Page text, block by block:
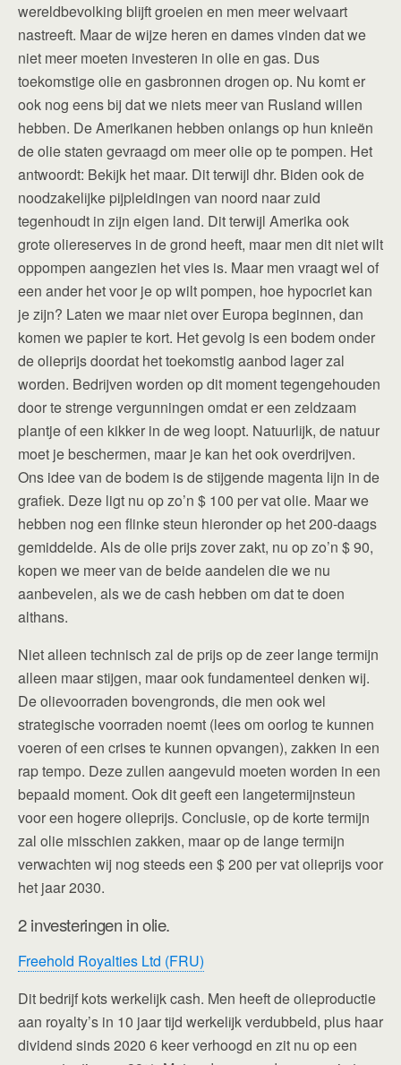
wereldbevolking blijft groeien en men meer welvaart
nastreeft. Maar de wijze heren en dames vinden dat we
niet meer moeten investeren in olie en gas. Dus
toekomstige olie en gasbronnen drogen op. Nu komt er
ook nog eens bij dat we niets meer van Rusland willen
hebben. De Amerikanen hebben onlangs op hun knieën
de olie staten gevraagd om meer olie op te pompen. Het
antwoordt: Bekijk het maar. Dit terwijl dhr. Biden ook de
noodzakelijke pijpleidingen van noord naar zuid
tegenhoudt in zijn eigen land. Dit terwijl Amerika ook
grote oliereserves in de grond heeft, maar men dit niet wilt
oppompen aangezien het vies is. Maar men vraagt wel of
een ander het voor je op wilt pompen, hoe hypocriet kan
je zijn? Laten we maar niet over Europa beginnen, dan
komen we papier te kort. Het gevolg is een bodem onder
de olieprijs doordat het toekomstig aanbod lager zal
worden. Bedrijven worden op dit moment tegengehouden
door te strenge vergunningen omdat er een zeldzaam
plantje of een kikker in de weg loopt. Natuurlijk, de natuur
moet je beschermen, maar je kan het ook overdrijven.
Ons idee van de bodem is de stijgende magenta lijn in de
grafiek. Deze ligt nu op zo’n $ 100 per vat olie. Maar we
hebben nog een flinke steun hieronder op het 200-daags
gemiddelde. Als de olie prijs zover zakt, nu op zo’n $ 90,
kopen we meer van de beide aandelen die we nu
aanbevelen, als we de cash hebben om dat te doen
althans.
Niet alleen technisch zal de prijs op de zeer lange termijn
alleen maar stijgen, maar ook fundamenteel denken wij.
De olievoorraden bovengronds, die men ook wel
strategische voorraden noemt (lees om oorlog te kunnen
voeren of een crises te kunnen opvangen), zakken in een
rap tempo. Deze zullen aangevuld moeten worden in een
bepaald moment. Ook dit geeft een langetermijnsteun
voor een hogere olieprijs. Conclusie, op de korte termijn
zal olie misschien zakken, maar op de lange termijn
verwachten wij nog steeds een $ 200 per vat olieprijs voor
het jaar 2030.
2 investeringen in olie.
Freehold Royalties Ltd (FRU)
Dit bedrijf kots werkelijk cash. Men heeft de olieproductie
aan royalty’s in 10 jaar tijd werkelijk verdubbeld, plus haar
dividend sinds 2020 6 keer verhoogd en zit nu op een